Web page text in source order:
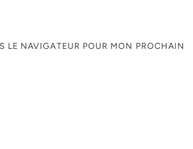
LE NAVIGATEUR POUR MON PROCHAIN